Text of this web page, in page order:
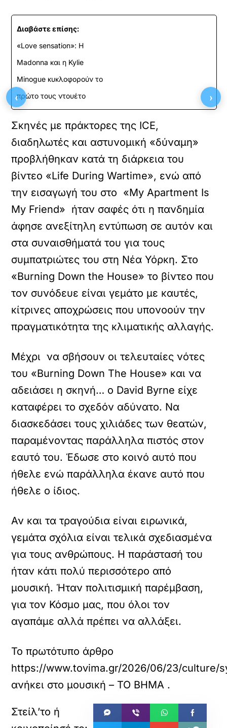
Διαβάστε επίσης:
«Love sensation»: Η
Madonna και η Kylie
Minogue κυκλοφορούν το
πρώτο τους ντουέτο
Σκηνές με πράκτορες της ICE,
διαδηλωτές και αστυνομική «δύναμη»
προβλήθηκαν κατά τη διάρκεια του
βίντεο «Life During Wartime», ενώ από
την εισαγωγή του στο «My Apartment Is
My Friend» ήταν σαφές ότι η πανδημία
άφησε ανεξίτηλη εντύπωση σε αυτόν και
στα συναισθήματά του για τους
συμπατριώτες του στη Νέα Υόρκη. Στο
«Burning Down the House» το βίντεο που
τον συνόδευε είναι γεμάτο με καυτές,
κίτρινες αποχρώσεις που υπονοούν την
πραγματικότητα της κλιματικής αλλαγής.
Μέχρι να σβήσουν οι τελευταίες νότες
του «Burning Down The House» και να
αδειάσει η σκηνή… ο David Byrne είχε
καταφέρει το σχεδόν αδύνατο. Να
διασκεδάσει τους χιλιάδες των θεατών,
παραμένοντας παράλληλα πιστός στον
εαυτό του. Έδωσε στο κοινό αυτό που
ήθελε ενώ παράλληλα έκανε αυτό που
ήθελε ο ίδιος.
Αν και τα τραγούδια είναι ειρωνικά,
γεμάτα σχόλια είναι τελικά σχεδιασμένα
για τους ανθρώπους. Η παράστασή του
ήταν κάτι πολύ περισσότερο από
μουσική. Ήταν πολιτισμική παρέμβαση,
για τον Κόσμο μας, που όλοι τον
αγαπάμε αλλά πρέπει να αλλάξει.
Το πρωτότυπο άρθρο
https://www.tovima.gr/2026/06/23/
ανήκει στο μουσική – ΤΟ ΒΗΜΑ .
‹ ›